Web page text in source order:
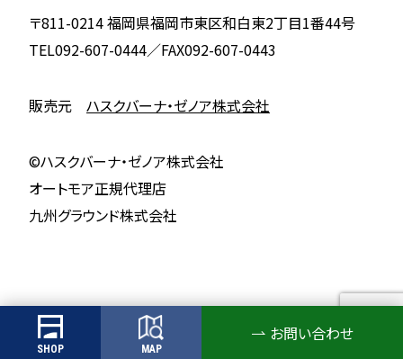
〒811-0214 福岡県福岡市東区和白東2丁目1番44号
TEL092-607-0444／FAX092-607-0443
販売元 ハスクバーナ・ゼノア株式会社
©︎ハスクバーナ・ゼノア株式会社
オートモア正規代理店
九州グラウンド株式会社
SHOP MAP
お問い合わせ